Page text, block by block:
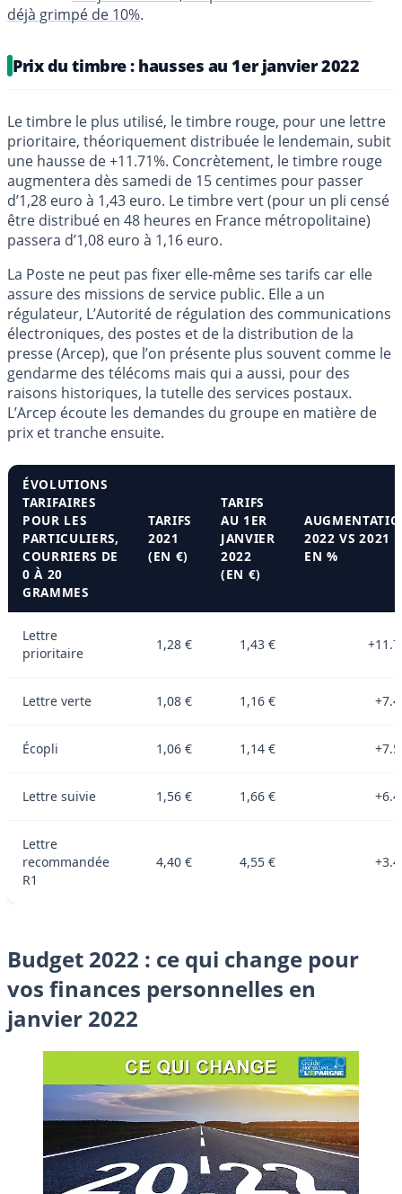
déjà grimpé de 10%.
Prix du timbre : hausses au 1er janvier 2022
Le timbre le plus utilisé, le timbre rouge, pour une lettre
prioritaire, théoriquement distribuée le lendemain, subit
une hausse de +11.71%. Concrètement, le timbre rouge
augmentera dès samedi de 15 centimes pour passer
d’1,28 euro à 1,43 euro. Le timbre vert (pour un pli censé
être distribué en 48 heures en France métropolitaine)
passera d’1,08 euro à 1,16 euro.
La Poste ne peut pas fixer elle-même ses tarifs car elle
assure des missions de service public. Elle a un
régulateur, L’Autorité de régulation des communications
électroniques, des postes et de la distribution de la
presse (Arcep), que l’on présente plus souvent comme le
gendarme des télécoms mais qui a aussi, pour des
raisons historiques, la tutelle des services postaux.
L’Arcep écoute les demandes du groupe en matière de
prix et tranche ensuite.
ÉVOLUTIONS
TARIFAIRES
POUR LES
PARTICULIERS,
COURRIERS DE
0 À 20
GRAMMES
TARIFS
2021
(EN €)
TARIFS
AU 1ER
JANVIER
2022
(EN €)
2022 VS 2021
EN %
Lettre
prioritaire
1,28 € 1,43 €
Lettre verte 1,08 € 1,16 €
Écopli 1,06 € 1,14 €
Lettre suivie 1,56 € 1,66 €
Lettre
recommandée
R1
4,40 € 4,55 €
Budget 2022 : ce qui change pour
vos finances personnelles en
janvier 2022